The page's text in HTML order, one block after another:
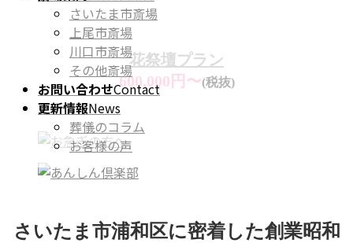
さいたま市斎場
上尾市斎場
川口市斎場
その他斎場
お問い合わせContact
更新情報News
葬儀のコラム
お客様の声
花祭壇プラン
600,000円〜(税抜)
さいたま市浦和区に密着した創業昭和